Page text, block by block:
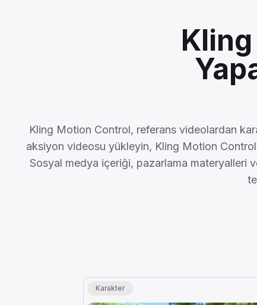
Kling Motion Control, referans videolardan
aksiyon videosu yükleyin, Kling Motion
Sosyal medya içeriği, pazarlama materyalleri
Karakter